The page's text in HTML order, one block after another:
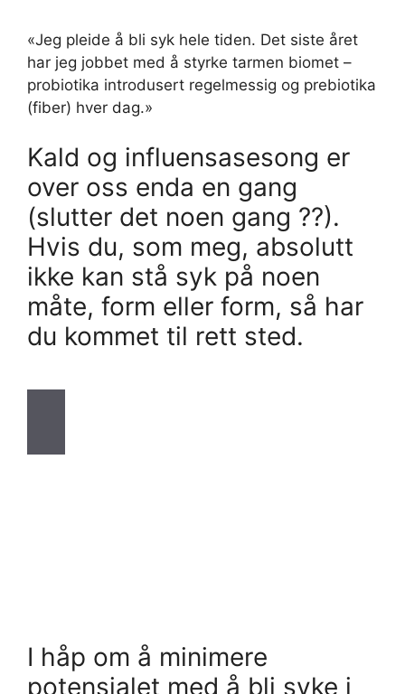
«Jeg pleide å bli syk hele tiden. Det siste året
har jeg jobbet med å styrke tarmen biomet –
probiotika introdusert regelmessig og prebiotika
(fiber) hver dag.»
Kald og influensasesong er
over oss enda en gang
(slutter det noen gang ??).
Hvis du, som meg, absolutt
ikke kan stå syk på noen
måte, form eller form, så har
du kommet til rett sted.
I håp om å minimere
potensialet med å bli syke i